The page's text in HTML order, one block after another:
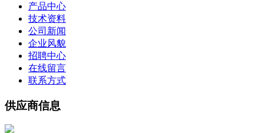
产品中心
技术资料
公司新闻
企业风貌
招聘中心
在线留言
联系方式
供应商信息